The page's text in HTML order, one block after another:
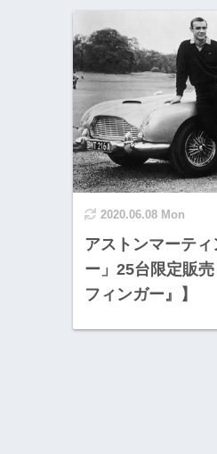
2020.06.08 Mon
アストンマーテ
ー」25台限定販
フィンガー』】